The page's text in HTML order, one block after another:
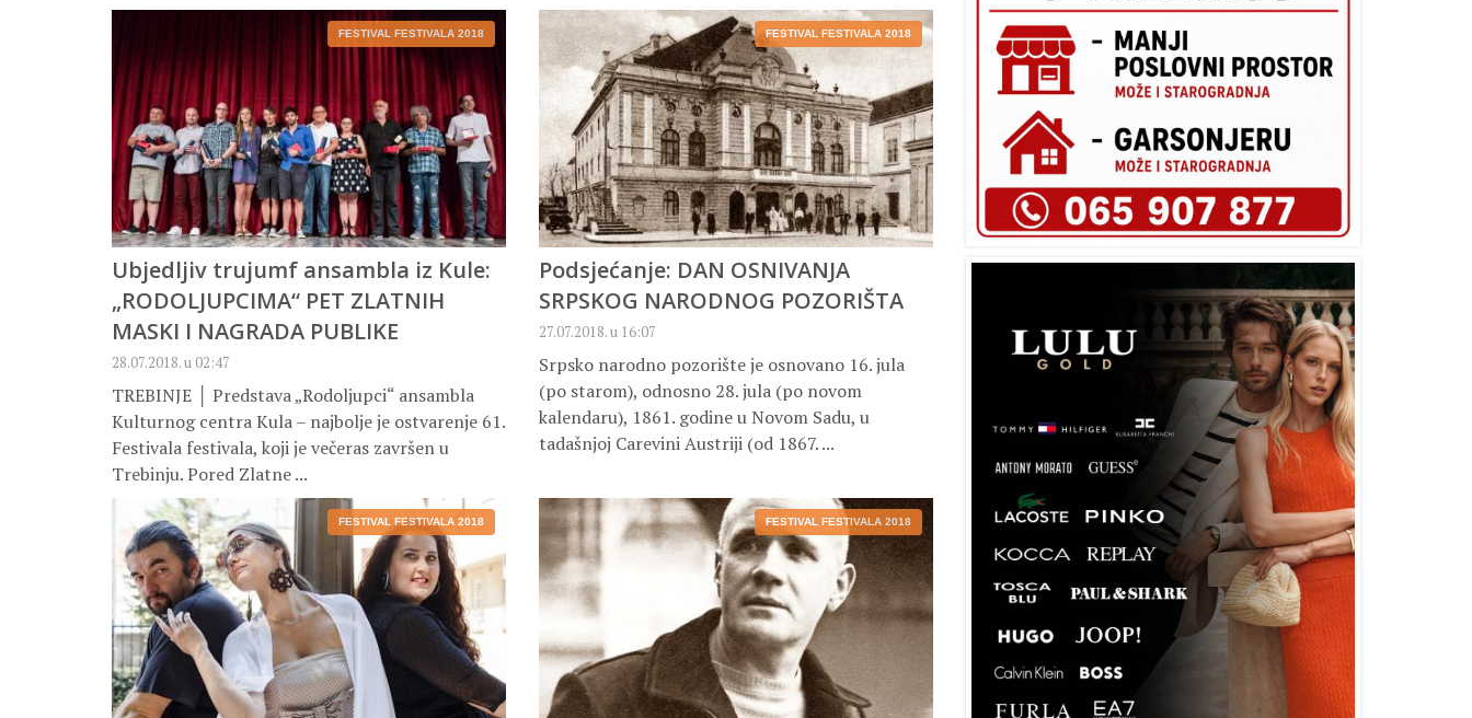
FESTIVAL FESTIVALA 2018
Ubjedljiv trujumf ansambla iz Kule:
„RODOLJUPCIMA“ PET ZLATNIH
MASKI I NAGRADA PUBLIKE
28.07.2018. u 02:47
TREBINJE │ Predstava „Rodoljupci“ ansambla
Kulturnog centra Kula – najbolje je ostvarenje 61.
Festivala festivala, koji je večeras završen u
Trebinju. Pored Zlatne ...
FESTIVAL FESTIVALA 2018
Podsjećanje: DAN OSNIVANJA
SRPSKOG NARODNOG POZORIŠTA
27.07.2018. u 16:07
Srpsko narodno pozorište je osnovano 16. jula
(po starom), odnosno 28. jula (po novom
kalendaru), 1861. godine u Novom Sadu, u
tadašnjoj Carevini Austriji (od 1867. ...
FESTIVAL FESTIVALA 2018 FESTIVAL FESTIVALA 2018